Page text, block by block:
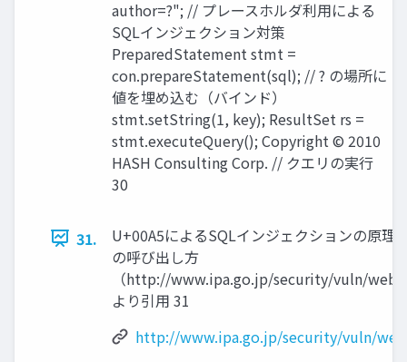
author=?"; // プレースホルダ利用による
SQLインジェクション対策
PreparedStatement stmt =
con.prepareStatement(sql); // ? の場所に
値を埋め込む（バインド）
stmt.setString(1, key); ResultSet rs =
stmt.executeQuery(); Copyright © 2010
HASH Consulting Corp. // クエリの実行
30
31.
U+00A5によるSQLインジェクションの原理
の呼び出し方
（http://www.ipa.go.jp/security/vuln/
より引用 31
http://www.ipa.go.jp/security/vuln/